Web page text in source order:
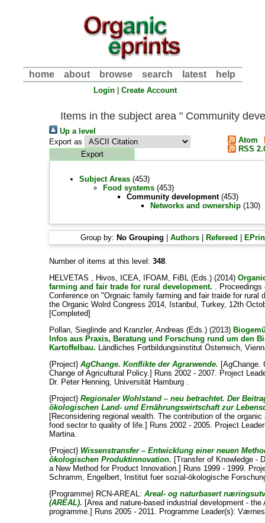
home about browse search latest help
Login |Create Account
Items in the subject area " Community
Up a level
Export as
Atom
RSS
Subject Areas (453)
Food systems (453)
Community development(453)
Networks and ownership (130)
Group by: No Grouping Authors| Refereed
Number of items at this level:348.
HELVETAS , Hivos, ICEA, IFOAM, FiBL (Eds.) (2014)
farming and fair trade for rural development. . Proceedings
Conference on "Orgnaic family farming and fair traide for rural
the Organic Wolrd Congress 2014, Istanbul, Turkey, 12th
[Completed]
Pollan, Sieglinde and Kranzler, Andreas (Eds.) (2013)
Infos aus Praxis, Beratung und Forschung rund um den
Kartoffelbau. Ländliches Fortbildungsinstitut Österreich,
{Project}AgChange. Konflikte der Agrarwende. [AgChange.
Change of Agricultural Policy.] Runs 2002 - 2007. Project
Dr. Peter Henning, Universität Hamburg .
{Project}Regionaler Wohlstand – neu betrachtet. Der
ökologischen Land- und Ernährungswirtschaft zur
[Reconsidering regional wealth. The contribution of the organic
food sector to quality of life.] Runs 2002 - 2005. Project
Martina.
{Project} Wissenstransfer – Entwicklung einer neuen
ökologischen Produktinnovation. [Transfer of Knowledge -
a New Method for Product Innovation.] Runs 1999 - 1999.
Schramm, Engelbert, Institut fuer sozial-ökologische
{Programme} RCN-AREAL:Areal- og naturbasert
(AREAL). [Area and nature-based industrial development - the
programme.] Runs 2005 - 2011. Programme Leader(s):